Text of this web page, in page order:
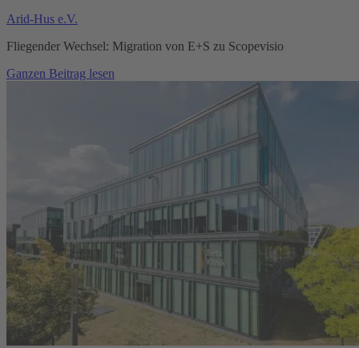
Arid-Hus e.V.
Fliegender Wechsel: Migration von E+S zu Scopevisio
Ganzen Beitrag lesen